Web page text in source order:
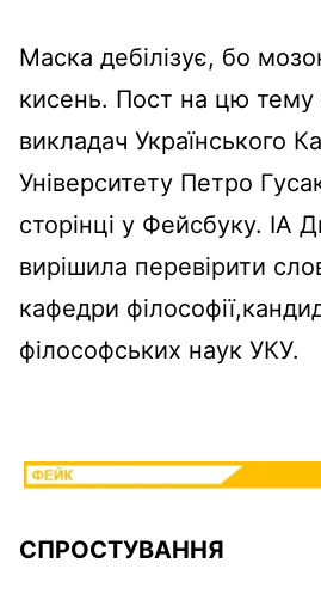
Маска дебілізує, бо
кисень. Пост на цю тему
викладач Українського
Університету Петро
сторінці у Фейсбуку. ІА
вирішила перевірити
кафедри
філософських наук УКУ.
СПРОСТУВАННЯ